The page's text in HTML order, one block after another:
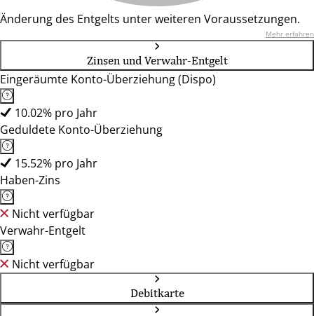
Änderung des Entgelts unter weiteren Voraussetzungen.
Mehr erfahren
Zinsen und Verwahr-Entgelt
Eingeräumte Konto-Überziehung (Dispo)
10.02% pro Jahr
Geduldete Konto-Überziehung
15.52% pro Jahr
Haben-Zins
Nicht verfügbar
Verwahr-Entgelt
Nicht verfügbar
Debitkarte